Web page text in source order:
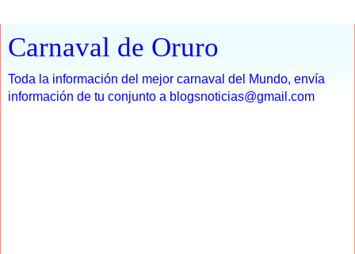
Carnaval de Oruro
Toda la información del mejor carnaval del Mundo, envía
información de tu conjunto a blogsnoticias@gmail.com